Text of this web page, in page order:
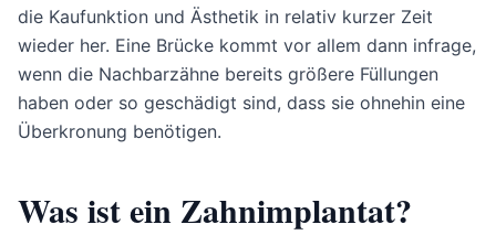
die Kaufunktion und Ästhetik in relativ kurzer Zeit
wieder her. Eine Brücke kommt vor allem dann infrage,
wenn die Nachbarzähne bereits größere Füllungen
haben oder so geschädigt sind, dass sie ohnehin eine
Überkronung benötigen.
Was ist ein Zahnimplantat?